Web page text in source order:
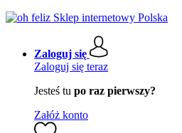
Zaloguj się
Zaloguj się teraz
Jesteś tu po raz pierwszy?
Załóż konto